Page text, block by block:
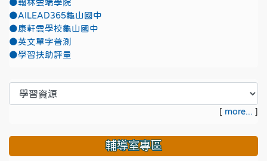
●翰林雲端學院
●AILEAD365龜山國中
●康軒雲學校龜山國中
●英文單字普測
●學習扶助評量
[ more... ]
輔導室專區